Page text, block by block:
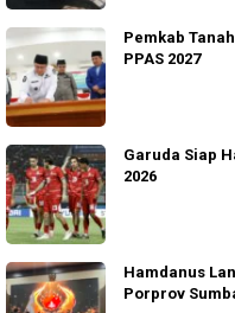
Pemkab
PPAS 2027
Garuda Siap
2026
Hamdanus
Porprov